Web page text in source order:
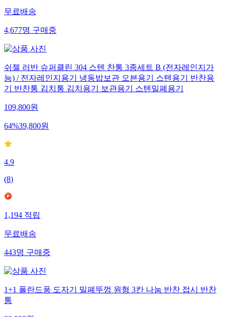
무료배송
4,677명구매중
쉬젤 러반 슈퍼클린 304 스텐 찬통 3종세트 B (전자레인지가
능) / 전자레인지용기 냉동밥보관 오븐용기 스텐용기 반찬용
기 반찬통 김치통 김치용기 보관용기 스텐밀폐용기
109,800원
64%39,800원
4.9
(8)
1,194적립
무료배송
443명구매중
1+1 폴란드풍 도자기 밀폐뚜껑 원형 3칸 나눔 반찬 접시 반찬
통